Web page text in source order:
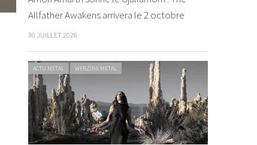
Allfather Awakens arrivera le 2 octobre
30 JUILLET 2026
ACTU METAL WEBZINE METAL